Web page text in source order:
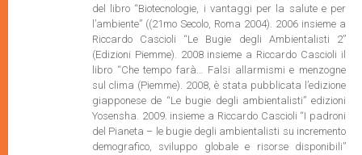
del libro “Biotecnologie, i vantaggi per la salute e per
l’ambiente” ((21mo Secolo, Roma 2004). 2006 insieme a
Riccardo Cascioli “Le Bugie degli Ambientalisti 2”
(Edizioni Piemme). 2008 insieme a Riccardo Cascioli il
libro “Che tempo farà… Falsi allarmismi e menzogne
sul clima (Piemme). 2008, è stata pubblicata l’edizione
giapponese de “Le bugie degli ambientalisti” edizioni
Yosensha. 2009. insieme a Riccardo Cascioli “I padroni
del Pianeta – le bugie degli ambientalisti su incremento
demografico, sviluppo globale e risorse disponibili”